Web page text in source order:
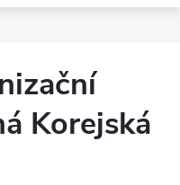
Korejská